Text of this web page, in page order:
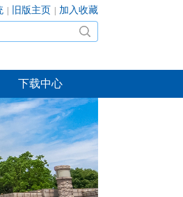
旧版主页 加入收藏
下载中心